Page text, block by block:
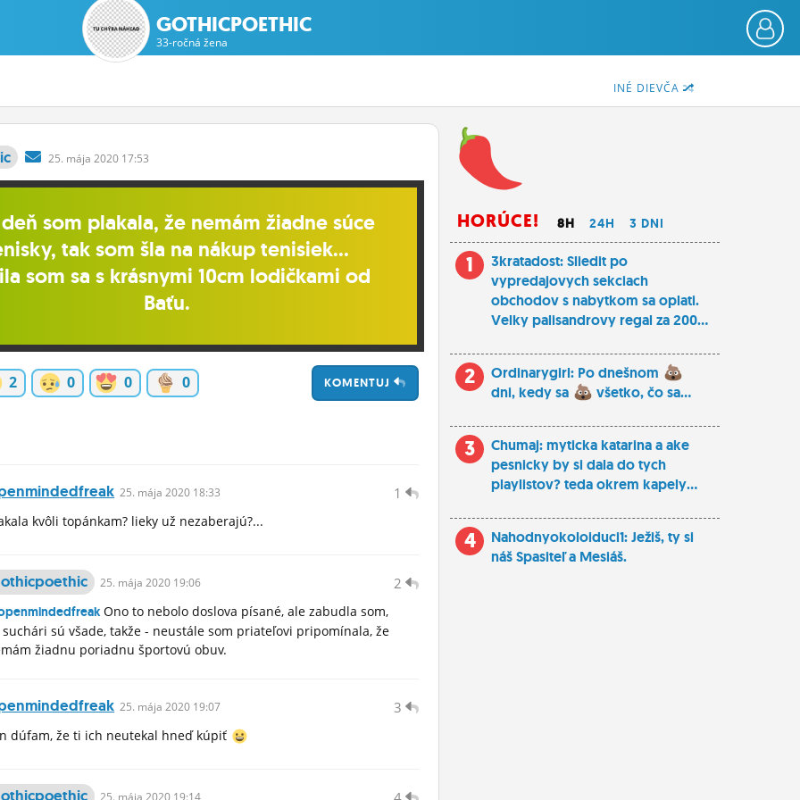
GOTHICPOETHIC
33-ročná žena
INÉ DIEVČA
25. mája 2020 17:53
som plakala, že nemám žiadne súce
tak som šla na nákup tenisiek...
som sa s krásnymi 10cm lodičkami od
Baťu.
2 0 0 0 KOMENTUJ
1
25. mája 2020 18:33
kvôli topánkam? lieky už nezaberajú?...
2
25. mája 2020 19:06
Ono to nebolo doslova písané, ale zabudla som,
suchári sú všade, takže - neustále som priateľovi pripomínala, že
žiadnu poriadnu športovú obuv.
3
25. mája 2020 19:07
dúfam, že ti ich neutekal hneď kúpiť
25. mája 2020 19:14
HORÚCE! 8H 24H 3 DNI
1
3kratadost: Sliedit po
vypredajovych sekciach
obchodov s nabytkom sa oplati.
Velky palisandrovy regal za 200...
2
Ordinarygirl: Po dnešnom
dni, kedy sa
všetko, čo sa...
3
Chumaj: myticka katarina a ake
pesnicky by si dala do tych
playlistov? teda okrem kapely...
4
Nahodnyokoloiduci1: Ježiš, ty si
náš Spasiteľ a Mesiáš.